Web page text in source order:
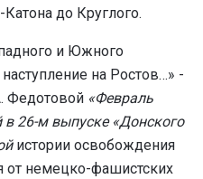
до Круглого.
и Южного
на Ростов…» -
Федотовой «Февраль
26-м выпуске «Донского
истории освобождения
от немецко-фашистских